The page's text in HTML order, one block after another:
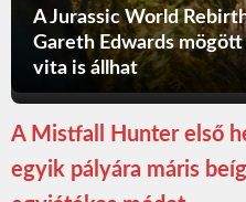
A Jurassic World
Gareth Edwards
vita is állhat
A Mistfall Hunter első
egyik pályára máris